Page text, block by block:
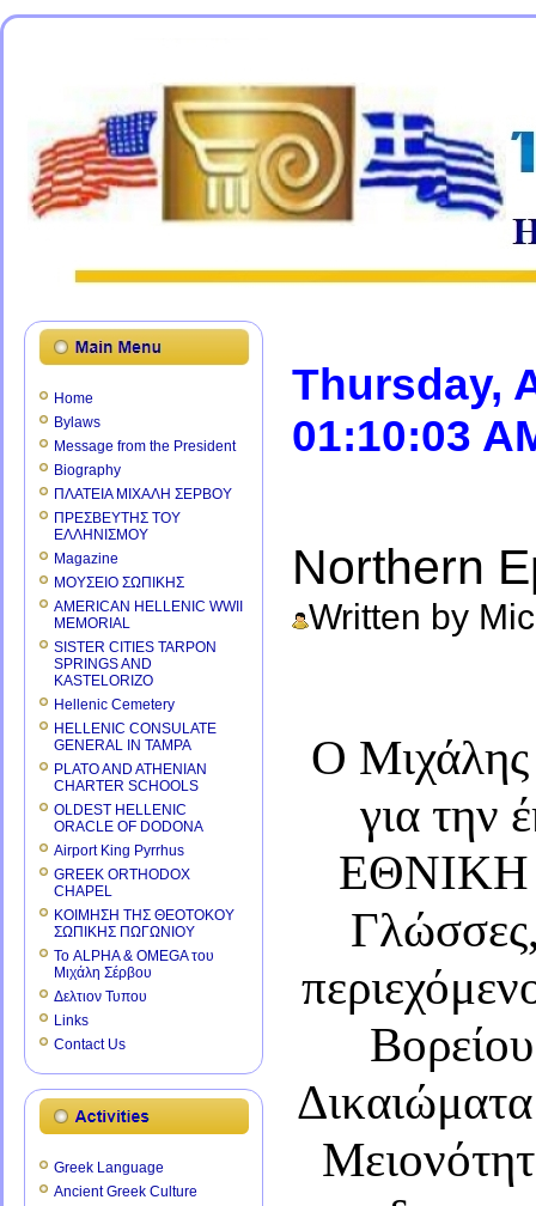
Home
Bylaws
Message from the President
Biography
ΠΛΑΤΕΙΑ ΜΙΧΑΛΗ ΣΕΡΒΟΥ
ΠΡΕΣΒΕΥΤΗΣ ΤΟΥ
ΕΛΛΗΝΙΣΜΟΥ
Magazine
ΜΟΥΣΕΙΟ ΣΩΠΙΚΗΣ
AMERICAN HELLENIC WWII
MEMORIAL
SISTER CITIES TARPON
SPRINGS AND
KASTELORIZO
Hellenic Cemetery
HELLENIC CONSULATE
GENERAL IN TAMPA
PLATO AND ATHENIAN
CHARTER SCHOOLS
OLDEST HELLENIC
ORACLE OF DODONA
Airport King Pyrrhus
GREEK ORTHODOX
CHAPEL
ΚΟΙΜΗΣΗ ΤΗΣ ΘΕΟΤΟΚΟΥ
ΣΩΠΙΚΗΣ ΠΩΓΩΝΙΟΥ
Το ALPHA & OMEGA του
Μιχάλη Σέρβου
Δελτιον Τυπου
Links
Contact Us
Greek Language
Ancient Greek Culture
Thursday,
01:10:03
Northern
Written by
Ο
για την